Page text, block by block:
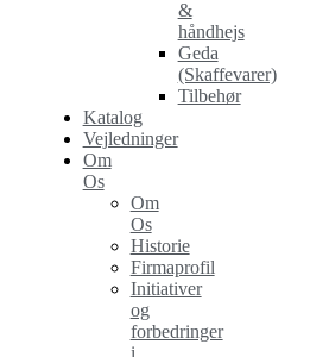
&
håndhejs
Geda
(Skaffevarer)
Tilbehør
Katalog
Vejledninger
Om
Os
Om
Os
Historie
Firmaprofil
Initiativer
og
forbedringer
i